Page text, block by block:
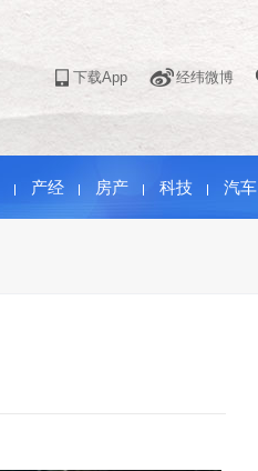
下载App 经纬微博
产经 房产 科技 汽车